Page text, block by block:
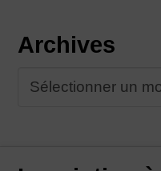
Archives
Archives